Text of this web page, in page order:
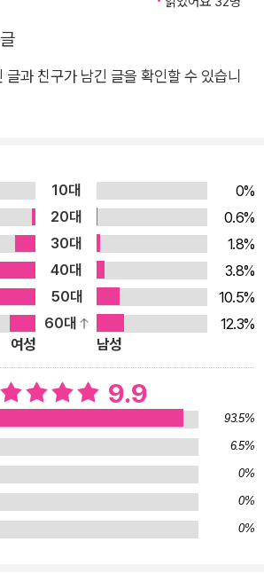
구역에 왜 모파네 나무 한 종만 잔뜩 남
과 소통하며 이들의 언어 체계와 삶의 패
은 그에게 있어 무엇과도 바꿀 수 없는
천 교수가 세상에서 가장 부러워하는 사람
존재가 곧 자신의 삶이다. 애벌레가 잎
석하고, 절벽 근처에 굴을 파고 들어가 새
다른 애정과 열정이 가득한 하인리히는 오
시작한다. 생명의 경쟁과 질서, 진화와 연
월 기록해온 촘촘한 서사를 『모든 이야기
. 숲에 살기로 한 90세 생물
하인리히가 온몸으로 연구한 40년 관찰
에 곤충학 정교수직을 반납하고 메인주
두막을 짓고서 그곳을 집이자 실험실로 삼
한다. 유년시절부터 친구들과 벌집을 찾
, 곤충을 수집하며 자연을 가까이해온 그는
활을 뒤로 하고 숲속으로 들어가 자연의 현
. 저명한 생물학자인 하인리히는 미국 울
한 러너이기도 하다. 숲길을 달리다 보면
글과 친구가 남긴 글을 확인할 수 있습니
10대
0%
20대
0.6%
30대
1.8%
40대
3.8%
50대
10.5%
60대
12.3%
여성
남성
9.9
93.5%
6.5%
0%
0%
0%